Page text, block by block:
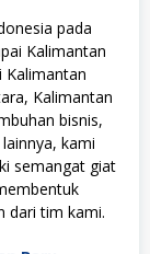
pada
Kalimantan
Kalimantan
Kalimantan
bisnis,
kami
semangat giat
dari tim kami.